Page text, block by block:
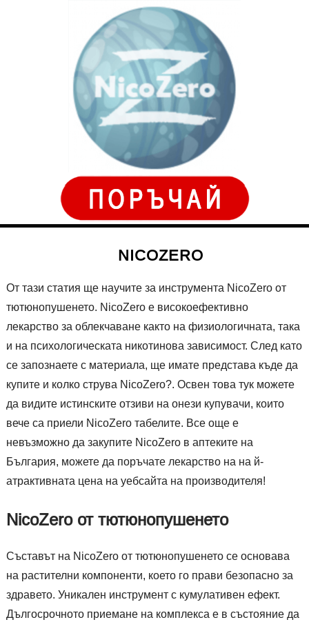
NICOZERO
От тази статия ще научите за инструмента NicoZero от
тютюнопушенето. NicoZero е високоефективно
лекарство за облекчаване както на физиологичната, така
и на психологическата никотинова зависимост. След като
се запознаете с материала, ще имате представа къде да
купите и колко струва NicoZero?. Освен това тук можете
да видите истинските отзиви на онези купувачи, които
вече са приели NicoZero табелите. Все още е
невъзможно да закупите NicoZero в аптеките на
България, можете да поръчате лекарство на на й-
атрактивната цена на уебсайта на производителя!
NicoZero от тютюнопушенето
Съставът на NicoZero от тютюнопушенето се основава
на растителни компоненти, което го прави безопасно за
здравето. Уникален инструмент с кумулативен ефект.
Дългосрочното приемане на комплекса е в състояние да